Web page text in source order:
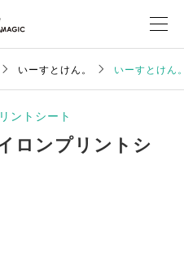
いーすとけん。 いーすとけん
ントシート
ロンプリントシ